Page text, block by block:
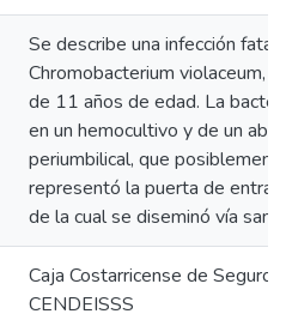
Se describe una infección fatal
Chromobacterium violaceum,
de 11 años de edad. La
en un hemocultivo y de un
periumbilical, que
representó la puerta de
de la cual se diseminó vía
Caja Costarricense de Seguro
CENDEISSS